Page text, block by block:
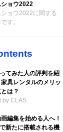
ョウ2022
ョウ2022に関する
す。
てみた人の評判を紹
具レンタルのメリッ
は？
by CLAS
編集を始める人へ！
新たに搭載される機